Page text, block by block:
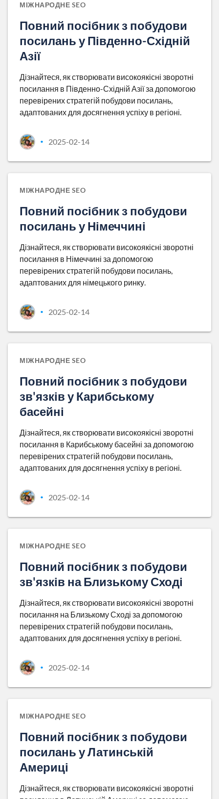
МІЖНАРОДНЕ SEO
Повний посібник з побудови
посилань у Південно-Східній
Азії
Дізнайтеся, як створювати високоякісні зворотні
посилання в Південно-Східній Азії за допомогою
перевірених стратегій побудови посилань,
адаптованих для досягнення успіху в регіоні.
• 2025-02-14
МІЖНАРОДНЕ SEO
Повний посібник з побудови
посилань у Німеччині
Дізнайтеся, як створювати високоякісні зворотні
посилання в Німеччині за допомогою
перевірених стратегій побудови посилань,
адаптованих для німецького ринку.
• 2025-02-14
МІЖНАРОДНЕ SEO
Повний посібник з побудови
зв'язків у Карибському
басейні
Дізнайтеся, як створювати високоякісні зворотні
посилання в Карибському басейні за допомогою
перевірених стратегій побудови посилань,
адаптованих для досягнення успіху в регіоні.
• 2025-02-14
МІЖНАРОДНЕ SEO
Повний посібник з побудови
зв'язків на Близькому Сході
Дізнайтеся, як створювати високоякісні зворотні
посилання на Близькому Сході за допомогою
перевірених стратегій побудови посилань,
адаптованих для досягнення успіху в регіоні.
• 2025-02-14
МІЖНАРОДНЕ SEO
Повний посібник з побудови
посилань у Латинській
Америці
Дізнайтеся, як створювати високоякісні зворотні